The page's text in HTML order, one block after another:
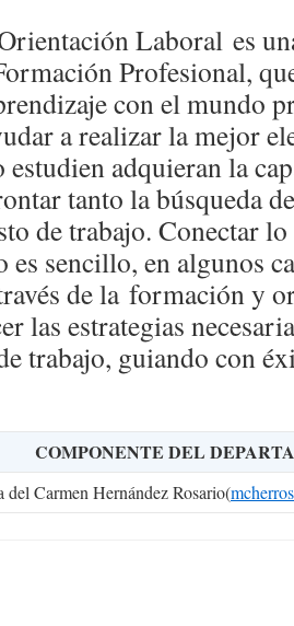
Laboral es
Profesional,
con el mundo
a realizar la mejor
adquieran la
tanto la búsqueda
de trabajo. Conectar
sencillo, en algunos
de la formación y
las estrategias
trabajo, guiando con
COMPONENTE DEL
del Carmen Hernández Rosario(